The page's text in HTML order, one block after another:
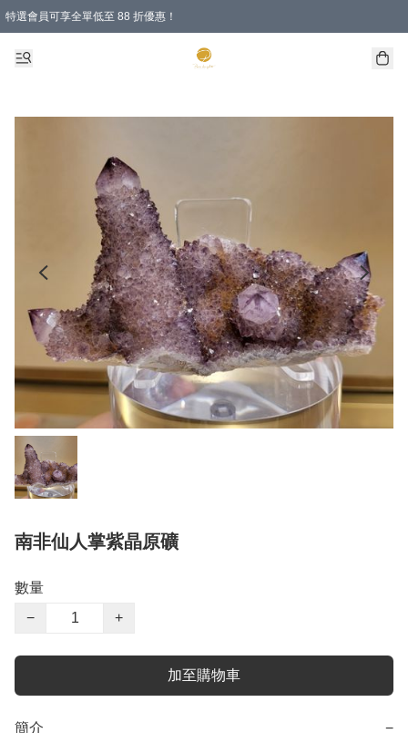
特選會員可享全單低至 88 折優惠！
南非仙人掌紫晶原礦
數量
−
+
加至購物車
簡介 −